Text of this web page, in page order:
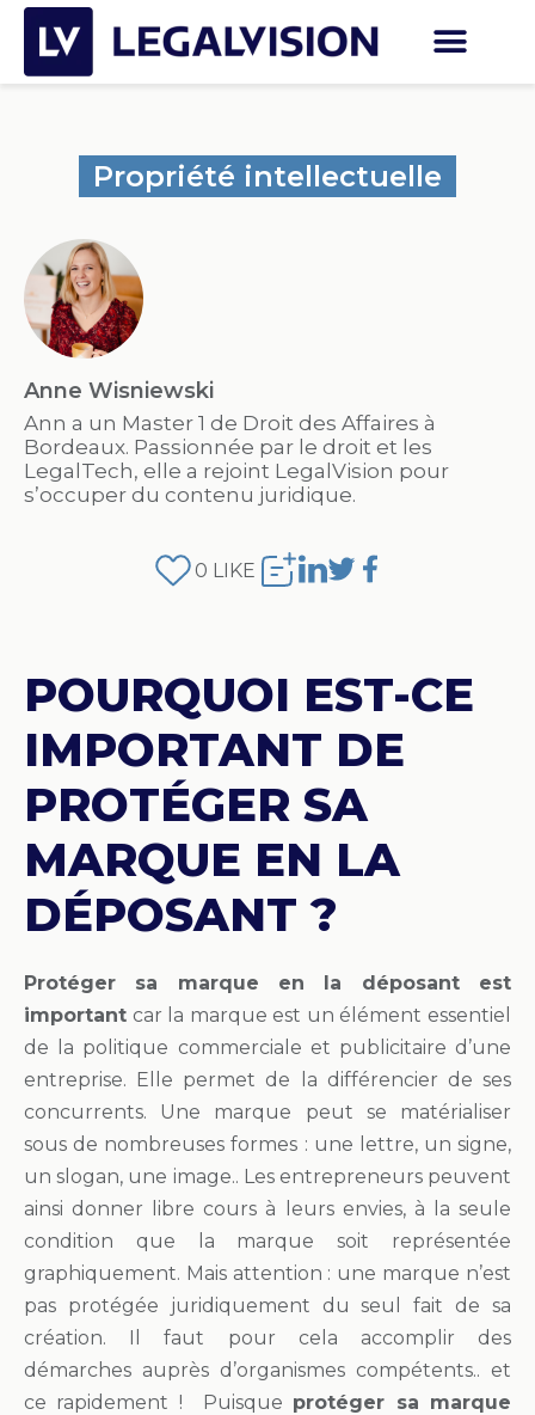
Propriété intellectuelle
Anne Wisniewski
Ann a un Master 1 de Droit des Affaires à
Bordeaux. Passionnée par le droit et les
LegalTech, elle a rejoint LegalVision pour
s’occuper du contenu juridique.
0 LIKE
POURQUOI EST-CE
IMPORTANT DE
PROTÉGER SA
MARQUE EN LA
DÉPOSANT ?
Protéger sa marque en la déposant est
important car la marque est un élément essentiel
de la politique commerciale et publicitaire d’une
entreprise. Elle permet de la différencier de ses
concurrents. Une marque peut se matérialiser
sous de nombreuses formes : une lettre, un signe,
un slogan, une image.. Les entrepreneurs peuvent
ainsi donner libre cours à leurs envies, à la seule
condition que la marque soit représentée
graphiquement. Mais attention : une marque n’est
pas protégée juridiquement du seul fait de sa
création. Il faut pour cela accomplir des
démarches auprès d’organismes compétents.. et
ce rapidement ! Puisque protéger sa marque